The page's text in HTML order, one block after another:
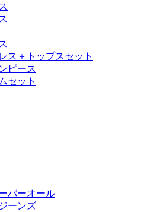
ス＋トップスセット
ピース
セット
バーオール
ーンズ